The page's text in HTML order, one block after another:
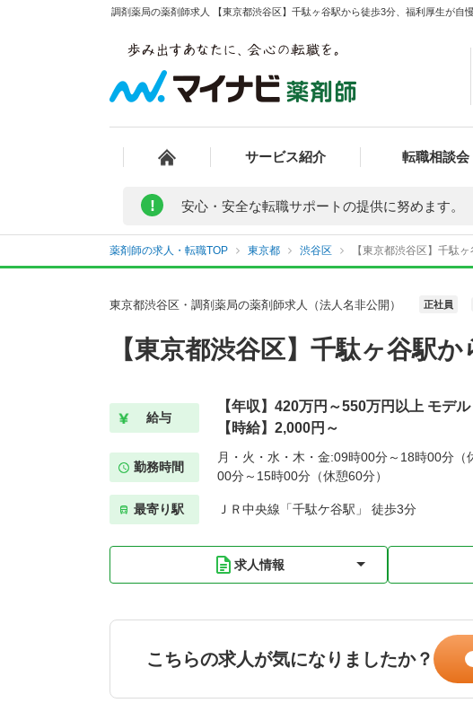
調剤薬局の薬剤師求人 【東京都渋谷区】千駄ヶ谷駅から徒歩3分、福利厚生が自
サービス紹介 転職相談会
! 安心・安全な転職サポートの提供に努めます。
薬剤師の求人・転職TOP 東京都 渋谷区 【東京都渋谷区】千駄
東京都渋谷区・調剤薬局の薬剤師求人（法人名非公開） 正社員
【東京都渋谷区】千駄ヶ谷駅
給与
【年収】420万円～550万円以上 モデル
【時給】2,000円～
勤務時間
月・火・水・木・金:09時00分～18時00分（
00分～15時00分（休憩60分）
最寄り駅 ＪＲ中央線「千駄ケ谷駅」 徒歩3分
求人情報
こちらの求人が気になりましたか？